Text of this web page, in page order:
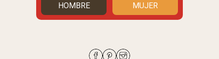
HOMBRE MUJER